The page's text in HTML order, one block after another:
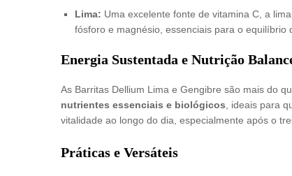
Lima: Uma excelente fonte de vitamina C, a
fósforo e magnésio, essenciais para o equilíbrio
Energia Sustentada e Nutrição
As Barritas Dellium Lima e Gengibre são mais do
nutrientes essenciais e biológicos , ideais para
vitalidade ao longo do dia, especialmente após o
Práticas e Versáteis